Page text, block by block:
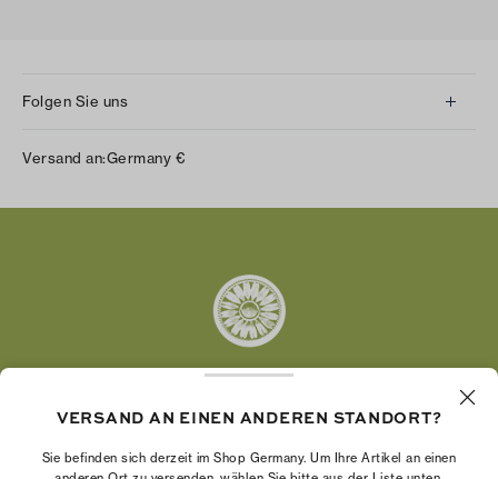
Folgen Sie uns
Twitter
Versand an:Germany €
Die Tory Burch Foundation stärkt die
Unternehmerinnen dabei unterstützt, ein starkes
VERSAND AN EINEN ANDEREN STANDORT?
Sie befinden sich derzeit im Shop Germany. Um Ihre Artikel an einen